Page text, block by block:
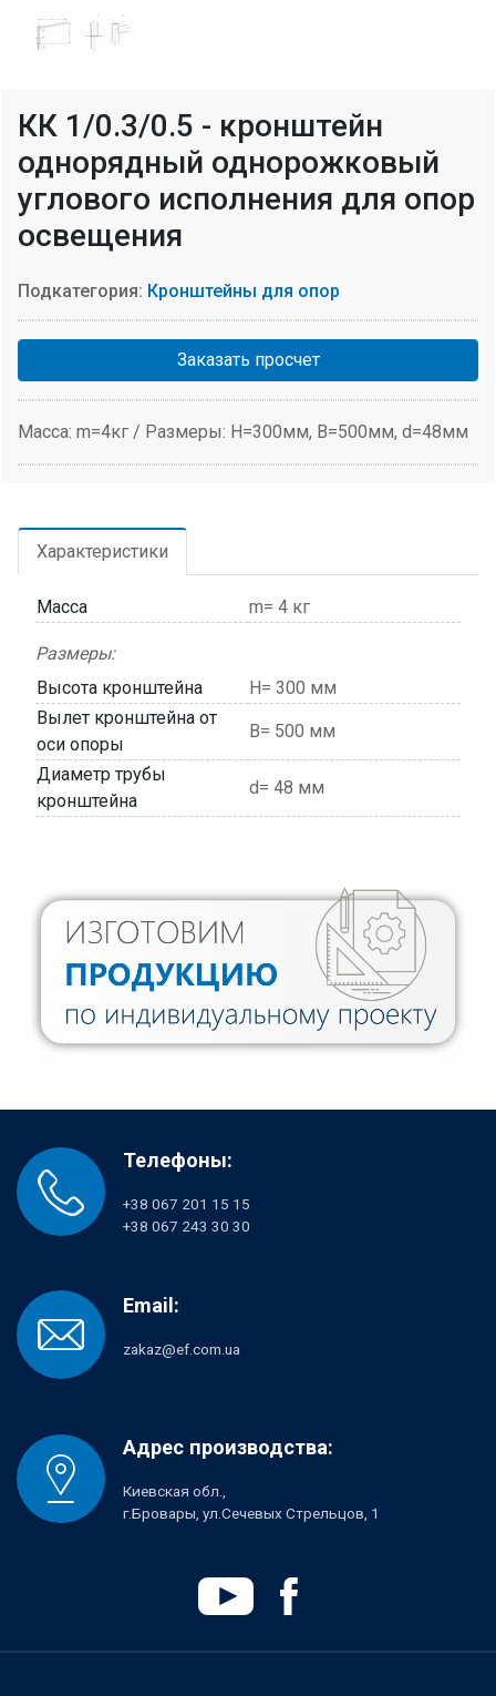
КК 1/0.3/0.5 - кронштейн
однорядный однорожковый
углового исполнения для опор
освещения
Подкатегория: Кронштейны для опор
Заказать просчет
Масса: m=4кг / Размеры: H=300мм, В=500мм, d=48мм
Характеристики
Масса m= 4 кг
Размеры:
Высота кронштейна
H= 300 мм
Вылет кронштейна от
оси опоры
В= 500 мм
Диаметр трубы
кронштейна
d= 48 мм
Телефоны:
+38 067 201 15 15
+38 067 243 30 30
Email:
zakaz@ef.com.ua
Адрес производства:
Киевская обл.,
г.Бровары, ул.Сечевых Стрельцов, 1